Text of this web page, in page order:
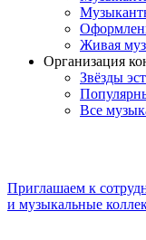
Живая
Организация
Звёзды
Все
Приглашаем к
и музыкальные